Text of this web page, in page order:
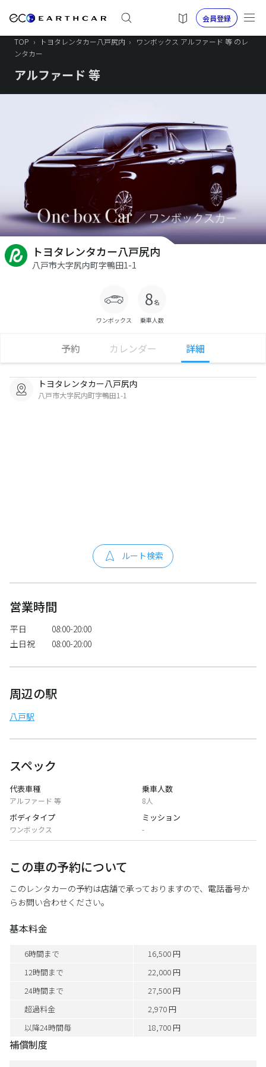
会員登録
TOP › トヨタレンタカー八戸尻内 ›
ワンボックス アルファード 等 のレ
ンタカー
アルファード 等
トヨタレンタカー八戸尻内
八戸市大字尻内町字鴨田1-1
ワンボックス 乗車人数
予約 カレンダー 詳細
トヨタレンタカー八戸尻内
八戸市大字尻内町字鴨田1-1
ルート検索
営業時間
平日
08:00-20:00
土日祝
08:00-20:00
周辺の駅
八戸駅
スペック
代表車種
アルファード 等
乗車人数
8人
ボディタイプ
ワンボックス
ミッション
-
この車の予約について
このレンタカーの予約は店舗で承っておりますので、電話番号か
らお問い合わせください。
基本料金
6時間まで
16,500 円
12時間まで
22,000 円
24時間まで
27,500 円
超過料金
2,970 円
以降24時間毎
18,700 円
補償制度